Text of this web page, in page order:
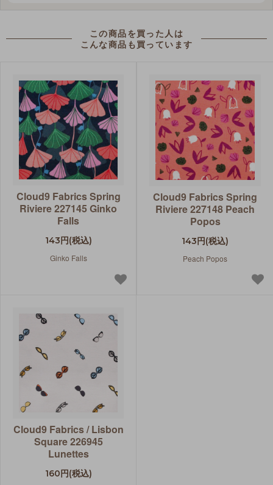
この商品を買った人は
こんな商品も買っています
Cloud9 Fabrics Spring
Riviere 227145 Ginko
Falls
143円(税込)
Ginko Falls
Cloud9 Fabrics Spring
Riviere 227148 Peach
Popos
143円(税込)
Peach Popos
Cloud9 Fabrics / Lisbon
Square 226945
Lunettes
160円(税込)